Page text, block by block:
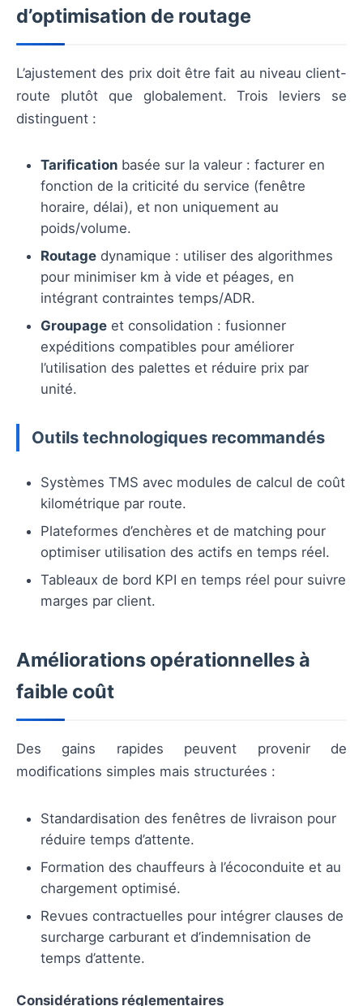
d’optimisation de routage
L’ajustement des prix doit être fait au niveau client-
route plutôt que globalement. Trois leviers se
distinguent :
Tarification basée sur la valeur : facturer en
fonction de la criticité du service (fenêtre
horaire, délai), et non uniquement au
poids/volume.
Routage dynamique : utiliser des algorithmes
pour minimiser km à vide et péages, en
intégrant contraintes temps/ADR.
Groupage et consolidation : fusionner
expéditions compatibles pour améliorer
l’utilisation des palettes et réduire prix par
unité.
Outils technologiques recommandés
Systèmes TMS avec modules de calcul de coût
kilométrique par route.
Plateformes d’enchères et de matching pour
optimiser utilisation des actifs en temps réel.
Tableaux de bord KPI en temps réel pour suivre
marges par client.
Améliorations opérationnelles à
faible coût
Des gains rapides peuvent provenir de
modifications simples mais structurées :
Standardisation des fenêtres de livraison pour
réduire temps d’attente.
Formation des chauffeurs à l’écoconduite et au
chargement optimisé.
Revues contractuelles pour intégrer clauses de
surcharge carburant et d’indemnisation de
temps d’attente.
Considérations réglementaires